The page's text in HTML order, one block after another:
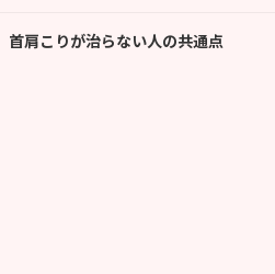
首肩こりが治らない人の共通点